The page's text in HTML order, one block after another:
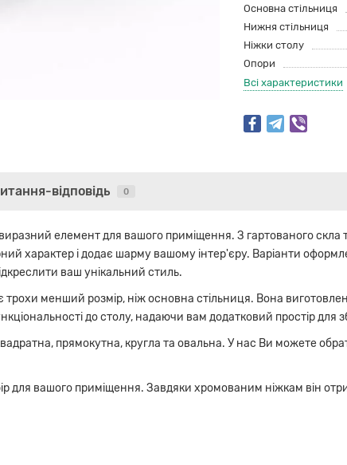
Основна стільниця
Нижня стільниця
Ніжки столу
Опори
Всі характеристики
відповідь 0
елемент для вашого приміщення. З гартованого скла
характер і додає шарму вашому інтер'єру. Варіанти
ваш унікальний стиль.
менший розмір, ніж основна стільниця. Вона
до столу, надаючи вам додатковий простір для
прямокутна, кругла та овальна. У нас Ви можете
для вашого приміщення. Завдяки хромованим ніжкам він